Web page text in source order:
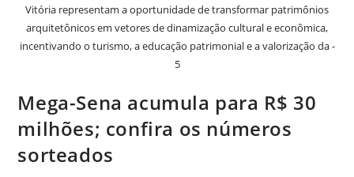
Vitória representam a oportunidade de transformar patrimônios
arquitetônicos em vetores de dinamização cultural e econômica,
incentivando o turismo, a educação patrimonial e a valorização da -
5
Mega-Sena acumula para R$ 30
milhões; confira os números
sorteados